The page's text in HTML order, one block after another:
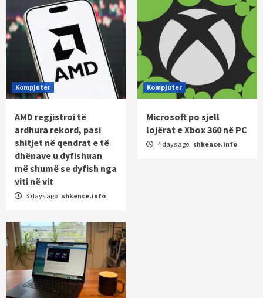
Kompjuter
AMD regjistroi të
ardhura rekord, pasi
shitjet në qendrat e të
dhënave u dyfishuan
më shumë se dyfish nga
viti në vit
3 days ago shkence.info
Kompjuter
Microsoft po sjell
lojërat e Xbox 360 në PC
4 days ago shkence.info